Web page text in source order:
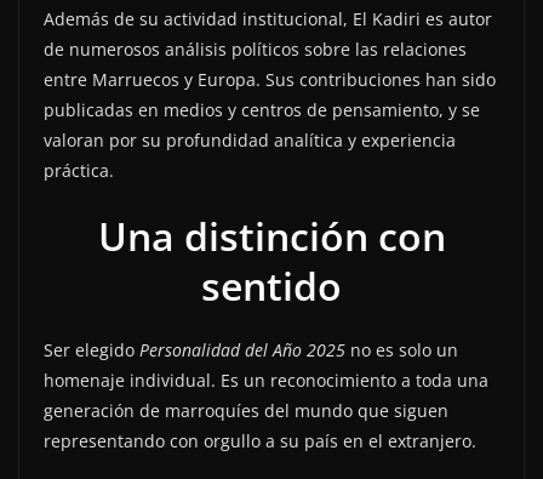
Además de su actividad institucional, El Kadiri es autor
de numerosos análisis políticos sobre las relaciones
entre Marruecos y Europa. Sus contribuciones han sido
publicadas en medios y centros de pensamiento, y se
valoran por su profundidad analítica y experiencia
práctica.
Una distinción con
sentido
Ser elegido Personalidad del Año 2025 no es solo un
homenaje individual. Es un reconocimiento a toda una
generación de marroquíes del mundo que siguen
representando con orgullo a su país en el extranjero.